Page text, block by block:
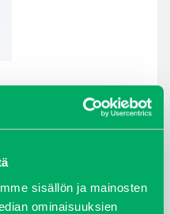
sisällön ja mainosten
ominaisuuksien